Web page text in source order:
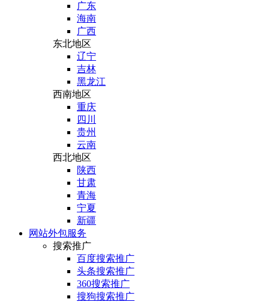
广东
海南
广西
东北地区
辽宁
吉林
黑龙江
西南地区
重庆
四川
贵州
云南
西北地区
陕西
甘肃
青海
宁夏
新疆
网站外包服务
搜索推广
百度搜索推广
头条搜索推广
360搜索推广
搜狗搜索推广